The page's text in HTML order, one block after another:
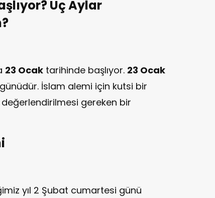
Üç Aylar
23 Ocak tarihinde başlıyor. 23 Ocak
İslam alemi için kutsi bir
gereken bir
yıl 2 Şubat cumartesi günü